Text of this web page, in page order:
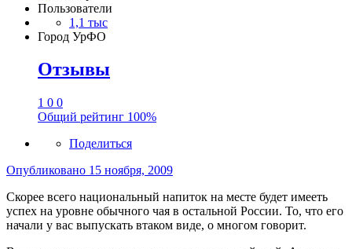
Пользователи
1,1 тыс
Город УрФО
Отзывы
1 0 0
Общий рейтинг 100%
Поделиться
Опубликовано 15 ноября, 2009
Скорее всего национальный напиток на месте будет имееть
успех на уровне обычного чая в остальной России. То, что его
начали у вас выпускать втаком виде, о многом говорит.